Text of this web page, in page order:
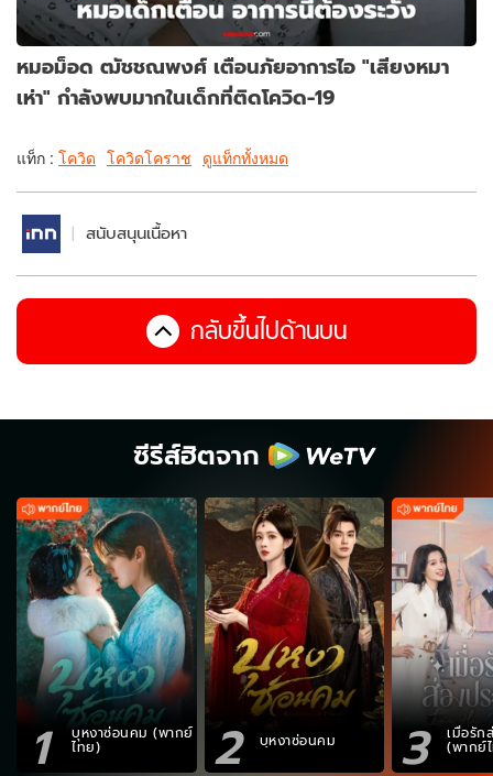
หมอม็อด ฒัชชณพงศ์ เตือนภัยอาการไอ "เสียงหมา
เห่า" กำลังพบมากในเด็กที่ติดโควิด-19
แท็ก : โควิด โควิดโคราช ดูแท็กทั้งหมด
สนับสนุนเนื้อหา
กลับขึ้นไปด้านบน
ซีรีส์ฮิตจาก
1 บุหงาซ่อนคม (พากย์
ไทย) 2 บุหงาซ่อนคม 3 เมื่อรัก
(พากย์